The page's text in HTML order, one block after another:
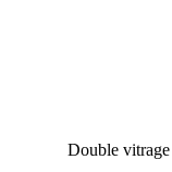
Double vitrage